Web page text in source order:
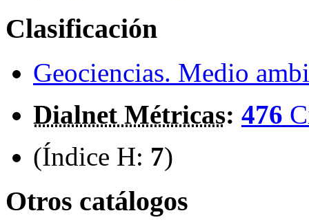
Clasificación
Geociencias. Medio
Dialnet Métricas: 476
(Índice H: 7)
Otros catálogos